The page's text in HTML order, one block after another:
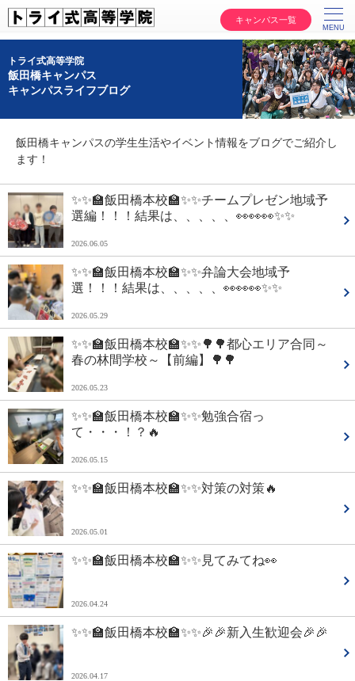
キャンパス一覧
トライ式高等学院
飯田橋キャンパス
キャンパスライフブログ
飯田橋キャンパスの学生生活やイベント情報をブログでご紹介し
ます！
✨✨🏫飯田橋本校🏫✨✨チームプレゼン地域予
選編！！！結果は、、、、、👀👀👀✨✨
2026.06.05
✨✨🏫飯田橋本校🏫✨✨弁論大会地域予
選！！！結果は、、、、、👀👀👀✨✨
2026.05.29
✨✨🏫飯田橋本校🏫✨✨🌳🌳都心エリア合同～
春の林間学校～【前編】🌳🌳
2026.05.23
✨✨🏫飯田橋本校🏫✨✨勉強合宿っ
て・・・！？🔥
2026.05.15
✨✨🏫飯田橋本校🏫✨✨対策の対策🔥
2026.05.01
✨✨🏫飯田橋本校🏫✨✨見てみてね👀
2026.04.24
✨✨🏫飯田橋本校🏫✨✨🎉🎉新入生歓迎会🎉🎉
2026.04.17